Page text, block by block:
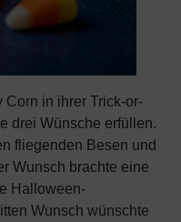
in ihrer Trick-or-
drei Wünsche erfüllen.
fliegenden Besen und
Wunsch brachte eine
Halloween-
Wunsch wünschte